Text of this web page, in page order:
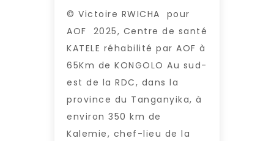
© Victoire RWICHA pour
AOF 2025, Centre de santé
KATELE réhabilité par AOF à
65Km de KONGOLO Au sud-
est de la RDC, dans la
province du Tanganyika, à
environ 350 km de
Kalemie, chef-lieu de la